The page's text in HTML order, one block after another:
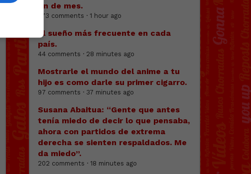
fin de mes.
373 comments · 1 hour ago
El sueño más frecuente en cada
país.
44 comments · 28 minutes ago
Mostrarle el mundo del anime a tu
hijo es como darle su primer cigarro.
97 comments · 37 minutes ago
Susana Abaitua: “Gente que antes
tenía miedo de decir lo que pensaba,
ahora con partidos de extrema
derecha se sienten respaldados. Me
da miedo”.
202 comments · 18 minutes ago